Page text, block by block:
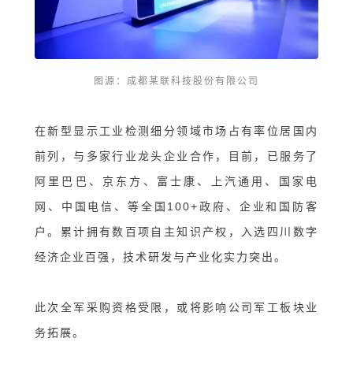
图源：成都某联科技股份有限公司
在新型显示工业检测细分领域市场占有率位居国内
前列，与多家行业龙头企业合作，目前，已服务了
阿里巴巴、京东方、富士康、上汽通用、国家电
网、中国电信、等全国100+政府、企业和国防客
户。累计拥有数百项自主知识产权，入选四川数字
经济企业百强，技术研发与产业化实力突出。
此次全军采购资格受限，或将影响公司军工板块业
务拓展。